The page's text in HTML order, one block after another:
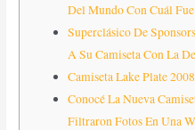
Del Mundo Con Cuál
Superclásico De
A Su Camiseta Con La
Camiseta Lake Plate
Conocé La Nueva
Filtraron Fotos En Una